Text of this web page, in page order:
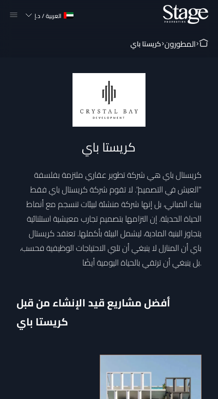
العربية/د.إ
المطورون كريستا باي
كريستا باي
كريستال باي هي شركة تطوير عقاري ملتزمة بفلسفة
"العيش في التصميم". لا تقوم شركة كريستال باي فقط
ببناء المباني، بل إنها شركة منشئة لبيئات تنسجم مع أنماط
الحياة الحديثة. إن التزامها بتصميم تجارب معيشية استثنائية
يتجاوز البنية المادية، ليشمل البيئة بأكملها. تعتقد كريستال
باي أن المنازل لا ينبغي أن تلبي الاحتياجات الوظيفية فحسب،
بل ينبغي أن ترتقي بالحياة اليومية أيضًا.
أفضل مشاريع قيد الإنشاء من قبل
كريستا باي